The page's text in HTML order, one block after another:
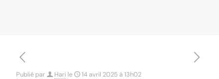
Publié par Hari le 14 avril 2025 à 13h02